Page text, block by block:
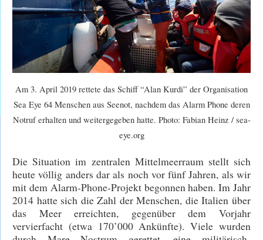
Am 3. April 2019 rettete das Schiff “Alan Kurdi” der Organisation
Sea Eye 64 Menschen aus Seenot, nachdem das Alarm Phone deren
Notruf erhalten und weitergegeben hatte. Photo: Fabian Heinz / sea-
eye.org
Die Situation im zentralen Mittelmeerraum stellt sich
heute völlig anders dar als noch vor fünf Jahren, als wir
mit dem Alarm-Phone-Projekt begonnen haben. Im Jahr
2014 hatte sich die Zahl der Menschen, die Italien über
das Meer erreichten, gegenüber dem Vorjahr
vervierfacht (etwa 170’000 Ankünfte). Viele wurden